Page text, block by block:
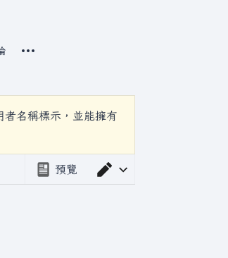
pages
海姆
者名稱標示，並能擁有
預覽
切換編輯器